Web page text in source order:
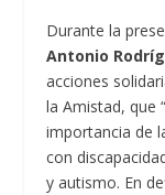
Durante la
Antonio
acciones
la Amistad, que
importancia de
con
y autismo. En